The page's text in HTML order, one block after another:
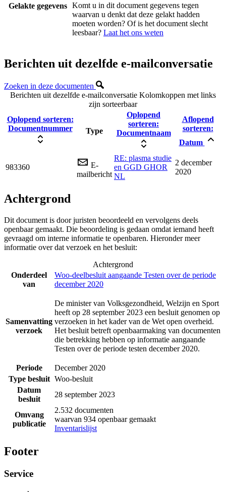
Gelakte gegevens Komt u in dit document gegevens tegen
waarvan u denkt dat deze gelakt hadden
moeten worden? Of is het document slecht
leesbaar? Laat het ons weten
Berichten uit dezelfde e-mailconversatie
Zoeken in deze documenten
Berichten uit dezelfde e-mailconversatie Kolomkoppen met links
zijn sorteerbaar
Oplopend sorteren:
Documentnummer
Type
Oplopend
sorteren:
Documentnaam
Aflopend
sorteren:
Datum
983360
E-
mailbericht
RE: plasma studie
en GGD GHOR
NL
2 december
2020
Achtergrond
Dit document is door juristen beoordeeld en vervolgens deels
openbaar gemaakt. Die beoordeling is gedaan omdat iemand heeft
gevraagd om interne informatie te openbaren. Hieronder meer
informatie over dat verzoek en het besluit:
Achtergrond
Onderdeel
van
Woo-deelbesluit aangaande Testen over de periode
december 2020
Samenvatting
verzoek
De minister van Volksgezondheid, Welzijn en Sport
heeft op 28 september 2023 een besluit genomen op
verzoeken in het kader van de Wet open overheid.
Het besluit betreft openbaarmaking van documenten
die betrekking hebben op informatie aangaande
Testen over de periode testen december 2020.
Periode
December 2020
Type besluit Woo-besluit
Datum
besluit
28 september 2023
Omvang
publicatie
2.532 documenten
waarvan 934 openbaar gemaakt
Inventarislijst
Footer
Service